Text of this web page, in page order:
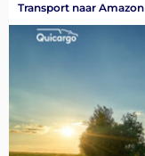
Transport naar Amazon